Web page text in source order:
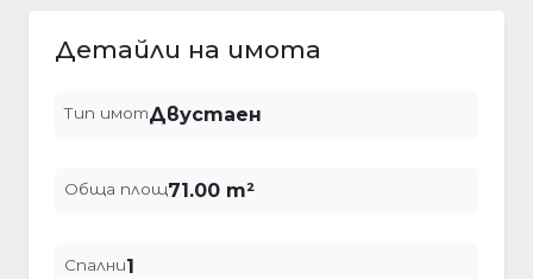
Детайли на имота
Тип имотДвустаен
Обща площ71.00 m²
Спални1